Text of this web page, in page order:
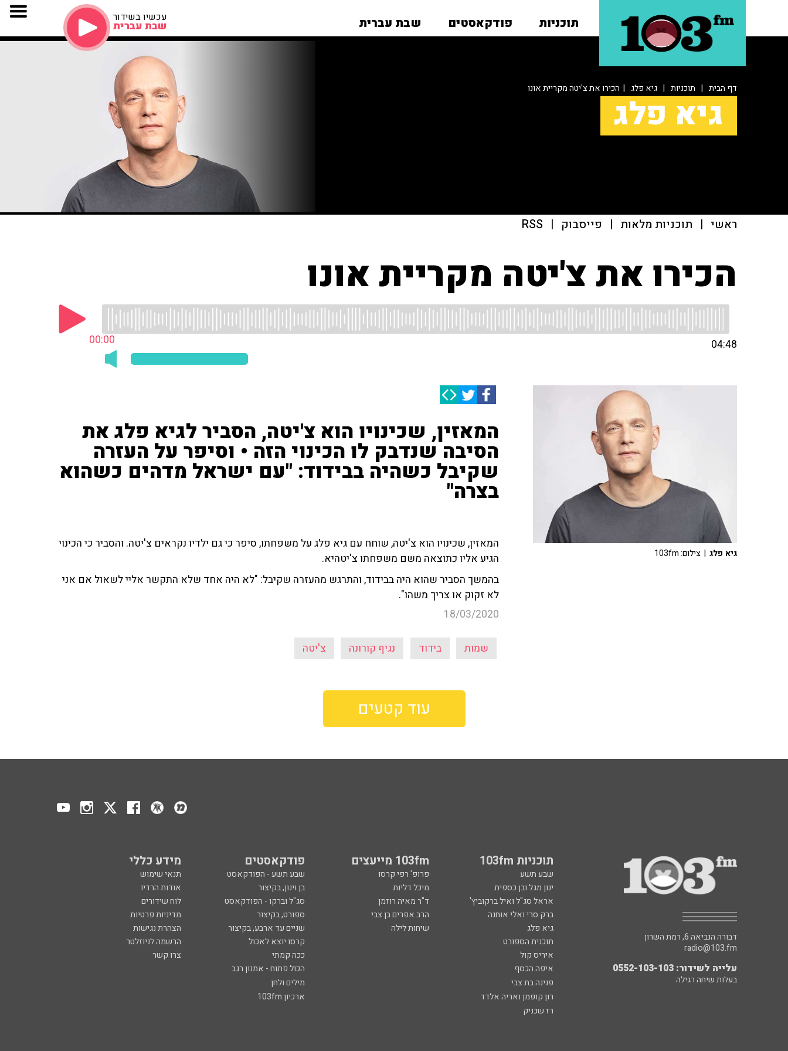
תוכניות פודקאסטים שבת עברית עכשיו בשידור
שבת עברית
דף הבית | תוכניות | גיא פלג | הכירו את צ'יטה מקריית אונו
גיא פלג
ראשי | תוכניות מלאות | פייסבוק |
RSS
הכירו את צ'יטה מקריית אונו
00:00 04:48
המאזין, שכינויו הוא צ'יטה, הסביר לגיא פלג את
הסיבה שנדבק לו הכינוי הזה • וסיפר על העזרה
שקיבל כשהיה בבידוד: "עם ישראל מדהים כשהוא
בצרה"
המאזין, שכינויו הוא צ'יטה, שוחח עם גיא פלג על משפחתו, סיפר כי גם ילדיו נקראים צ'יטה. והסביר כי הכינוי
הגיע אליו כתוצאה משם משפחתו צ'יטהיא.
בהמשך הסביר שהוא היה בבידוד, והתרגש מהעזרה שקיבל: "לא היה אחד שלא התקשר אליי לשאול אם אני
לא זקוק או צריך משהו".
18/03/2020
שמות בידוד נגיף קורונה צ'יטה
גיא פלג | צילום: 103fm
עוד קטעים
תוכניות 103fm 103fm מייעצים פודקאסטים מידע כללי
שבע תשע פרופ' רפי קרסו שבע תשע - הפודקאסט
תנאי שימוש
ינון מגל ובן כספית
מיכל דליות בן וינון, בקיצור
אודות הרדיו
אראל סג"ל ואיל ברקוביץ'
ד"ר מאיה רוזמן סג"ל וברקו - הפודקאסט
לוח שידורים
ברק סרי ואלי אוחנה
הרב אפרים בן צבי ספורט, בקיצור
מדיניות פרטיות
גיא פלג
שיחות לילה שניים עד ארבע, בקיצור
הצהרת נגישות
תוכנית הספורט
קרסו יוצא לאכול
הרשמה לניוזלטר
איריס קול
ככה קמתי
צרו קשר
איפה הכסף
הכול פתוח - אמנון רגב
פנינה בת צבי
מילים ולחן
רון קופמן ואריה אלדד
ארכיון 103fm
רז שכניק
דבורה הנביאה 6, רמת השרון
radio@103.fm
עלייה לשידור: 0552-103-103
בעלות שיחה רגילה